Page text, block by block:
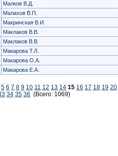
Малков В.Д.
Малахов В.П.
Макринская В.И.
Маклаков В.В.
Маклаков В.В.
Макарова Т.Л.
Макарова О.А.
Макарова Е.А.
5 6 7 8 9 10 11 12 13 14 15 16 17 18 19 20
34 35 36 (Всего: 1069)